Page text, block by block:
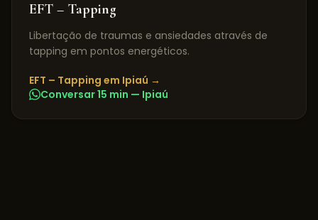
EFT – Tapping
Libertação de traumas e ansiedades através de
tapping em pontos energéticos.
EFT – Tapping em Ipiaú →
Conversar 15 min — Ipiaú